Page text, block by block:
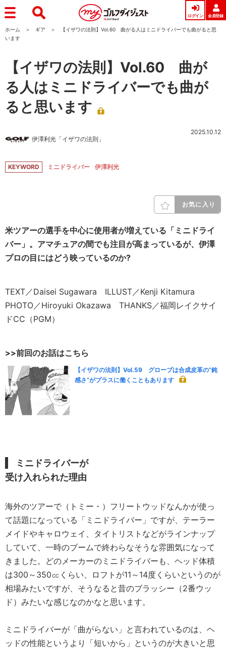
ログイン 会員登録
ホーム ギア
【イザワの法則】Vol.60 曲がる人はミニドライバーでも曲がると思
います
【イザワの法則】Vol.60 曲が
る人はミニドライバーでも曲が
ると思います
伊澤利光「イザワの法則」
2025.10.12
KEYWORD ミニドライバー 伊澤利光
お気に入り
米ツアーの選手を中心に使用者が増えている「ミニドライ
バー」。アマチュアの間でも注目が高まっているが、伊澤
プロの目にはどう映っているのか?
TEXT／Daisei Sugawara ILLUST／Kenji Kitamura
PHOTO／Hiroyuki Okazawa THANKS／福岡レイクサイ
ドCC（PGM）
>>前回のお話はこちら
【イザワの法則】Vol.59 グローブは合成皮革の“鈍
感さ”がプラスに働くこともあります
ミニドライバーが
受け入れられた理由
海外のツアーで（トミー・）フリートウッドなんかが使っ
て話題になっている「ミニドライバー」ですが、テーラー
メイドやキャロウェイ、タイトリストなどがラインナップ
していて、一時のブームで終わらなそうな雰囲気になって
きました。どのメーカーのミニドライバーも、ヘッド体積
は300～350㏄くらい、ロフトが11～14度くらいというのが
相場みたいですが、そうなると昔のブラッシー（2番ウッ
ド）みたいな感じなのかなと思います。
ミニドライバーが「曲がらない」と言われているのは、ヘ
ッドの性能というより「短いから」というのが大きいと思